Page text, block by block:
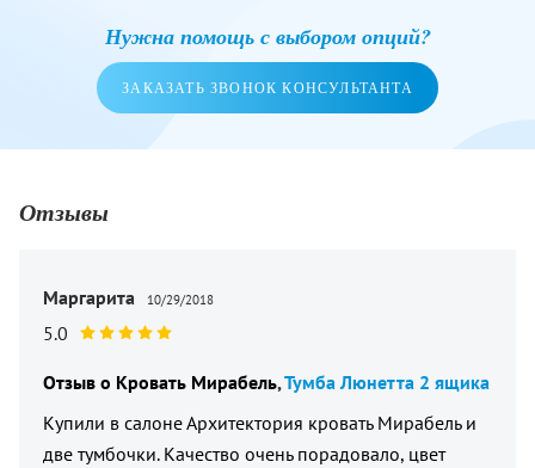
Нужна помощь с выбором опций?
ЗАКАЗАТЬ ЗВОНОК КОНСУЛЬТАНТА
Отзывы
Маргарита 10/29/2018
5.0
Отзыв о Кровать Мирабель Тумба Люнетта 2 ящика
Купили в салоне Архитектория кровать Мирабель и
две тумбочки. Качество очень порадовало, цвет